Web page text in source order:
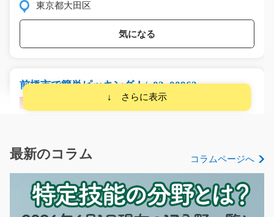
東京都大田区
気になる
前橋市で簡単ピッキング！/y02_00962
長期（3ヶ月以上）
群馬県前橋市
気になる
最新のコラム コラムページへ